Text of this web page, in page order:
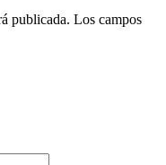
publicada. Los campos